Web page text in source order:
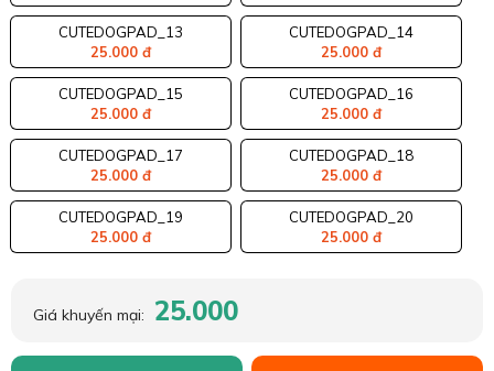
CUTEDOGPAD_13
25.000 đ
CUTEDOGPAD_14
25.000 đ
CUTEDOGPAD_15
25.000 đ
CUTEDOGPAD_16
25.000 đ
CUTEDOGPAD_17
25.000 đ
CUTEDOGPAD_18
25.000 đ
CUTEDOGPAD_19
25.000 đ
CUTEDOGPAD_20
25.000 đ
Giá khuyến mại: 25.000